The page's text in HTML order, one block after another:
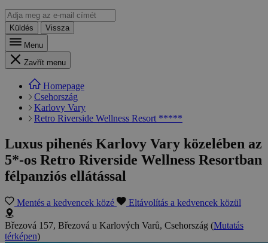
Küldés
Vissza
Menu
Zavřít menu
Homepage
Csehország
Karlovy Vary
Retro Riverside Wellness Resort *****
Luxus pihenés Karlovy Vary közelében az
5*-os Retro Riverside Wellness Resortban
félpanziós ellátással
Mentés a kedvencek közé Eltávolítás a kedvencek közül
Březová 157, Březová u Karlových Varů, Csehország (Mutatás
térképen)